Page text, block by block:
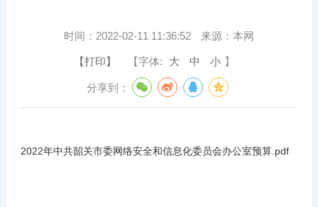
时间： 2022-02-11 11:36:52 来源： 本网
【打印】 【字体: 大 中 小 】
分享到：
2022年中共韶关市委网络安全和信息化委员会办公室预算.pdf